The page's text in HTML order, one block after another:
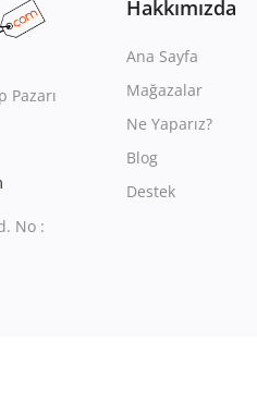
Pazarı
No :
Hakkımızda
Ana Sayfa
Mağazalar
Ne Yaparız?
Blog
Destek